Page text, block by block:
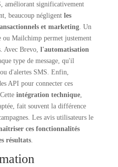
améliorant significativement
beaucoup négligent les
et marketing. Un
Mailchimp permet justement
Avec Brevo, l'automatisation
type de message, qu'il
d'alertes SMS. Enfin,
API pour connecter ces
intégration technique,
fait souvent la différence
Les avis utilisateurs le
ces fonctionnalités
résultats.